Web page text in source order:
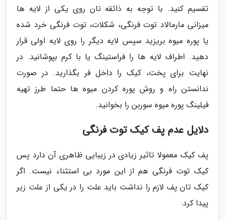
تقسیم کنید. با توجه به ذائقه تان روی یکی از لایه ها
میزانی مارمالاد توت فرنگی، شکلات، توت فرنگی خرد شده
یا پوره میوه بریزید سپس لایه دیگر را روی لایه اولی قرار
دهید. اطراف لایه ها را فراستینگ یا با کرم بپوشانید. در
نهایت برای پخت، کیک را داخل فر بگذارید. در صورت
ندانستن راه و روش پوره کردن میوه ها حتما طرز تهیه
فیلینگ پوره میوه سوربن را بخوانید.
دلایل عدم پف کیک توت فرنگی
پف کیک معمولا تاثیر زیادی در زیبایی ظاهری آن دارد پس
کیک توت فرنگی هم از این مورد بی استثناء نیست. اگر
کیک تان پف لازم را نداشت باید علت را در یکی از علت زیر
پیدا کرد: